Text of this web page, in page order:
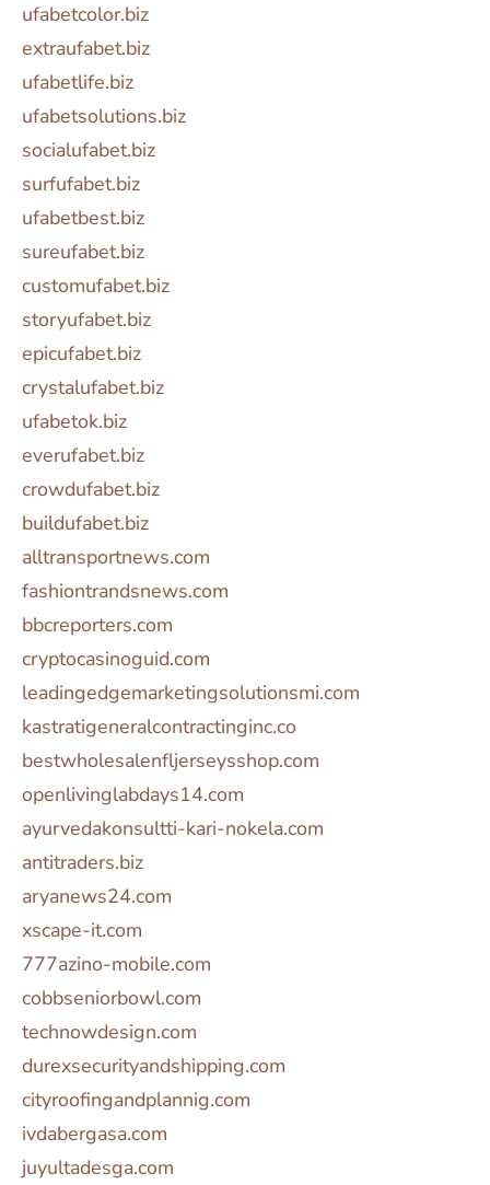
ufabetcolor.biz
extraufabet.biz
ufabetlife.biz
ufabetsolutions.biz
socialufabet.biz
surfufabet.biz
ufabetbest.biz
sureufabet.biz
customufabet.biz
storyufabet.biz
epicufabet.biz
crystalufabet.biz
ufabetok.biz
everufabet.biz
crowdufabet.biz
buildufabet.biz
alltransportnews.com
fashiontrandsnews.com
bbcreporters.com
cryptocasinoguid.com
leadingedgemarketingsolutionsmi.com
kastratigeneralcontractinginc.co
bestwholesalenfljerseysshop.com
openlivinglabdays14.com
ayurvedakonsultti-kari-nokela.com
antitraders.biz
aryanews24.com
xscape-it.com
777azino-mobile.com
cobbseniorbowl.com
technowdesign.com
durexsecurityandshipping.com
cityroofingandplannig.com
ivdabergasa.com
juyultadesga.com